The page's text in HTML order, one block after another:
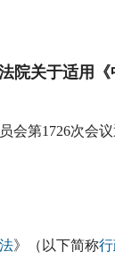
院关于适用
会第1726次会
》（以下简称